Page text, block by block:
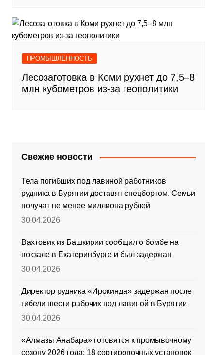
ПРОМЫШЛЕННОСТЬ
Лесозаготовка в Коми рухнет до 7,5–8
млн кубометров из-за геополитики
Свежие новости
Тела погибших под лавиной работников
рудника в Бурятии доставят спецбортом. Семьи
получат не менее миллиона рублей
30.04.2026
Вахтовик из Башкирии сообщил о бомбе на
вокзале в Екатеринбурге и был задержан
30.04.2026
Директор рудника «Ирокинда» задержан после
гибели шести рабочих под лавиной в Бурятии
30.04.2026
«Алмазы Анабара» готовятся к промывочному
сезону 2026 года: 18 сортировочных установок